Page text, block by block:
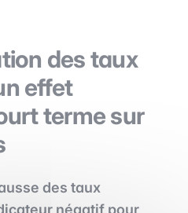
des taux
effet
terme sur
des taux
négatif pour